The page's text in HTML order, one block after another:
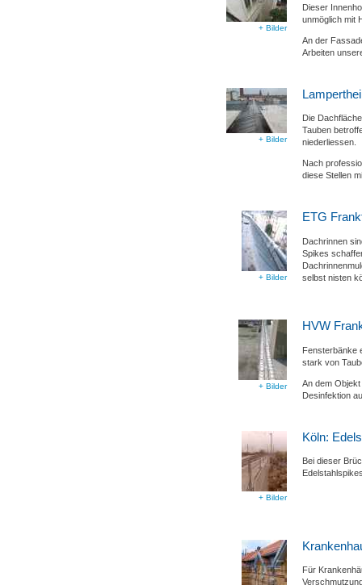
+ Bilder
Dieser
unmöglich mit
An der
Arbeiten
+ Bilder
Die
Tauben
niederliessen.
Nach
diese Stellen
+ Bilder
ETG
Dachrinnen
Spikes
selbst nisten
+ Bilder
HVW
Fensterbänke
stark von
An dem
Desinfektion
+ Bilder
Köln:
Bei dieser
Für